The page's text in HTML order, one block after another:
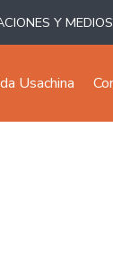
Y MEDIOS
Usachina